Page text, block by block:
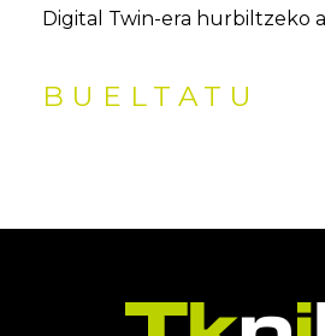
Digital Twin-era hurbiltzeko
BUELTATU